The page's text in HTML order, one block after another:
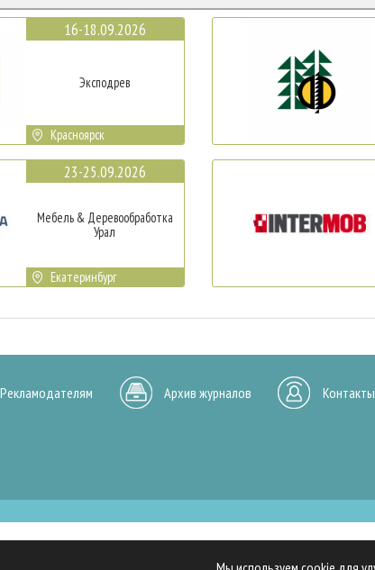
16-18.09.2026
Эксподрев
Красноярск
23-25.09.2026
Мебель & Деревообработка
Урал
Екатеринбург
Рекламодателям Архив журналов Контакты
для улучшения работы нашего сайта, анализа трафика